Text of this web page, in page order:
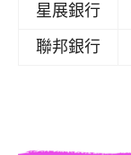
星展銀行
聯邦銀行